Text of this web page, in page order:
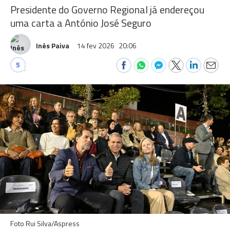
Presidente do Governo Regional já endereçou
uma carta a António José Seguro
Inês Paiva 14 fev 2026 20:06
5
Foto Rui Silva/Aspress